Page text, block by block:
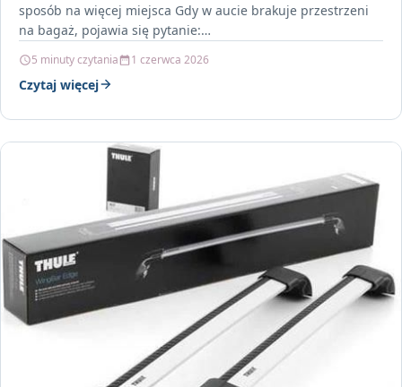
sposób na więcej miejsca Gdy w aucie brakuje przestrzeni
na bagaż, pojawia się pytanie:…
5 minuty czytania 1 czerwca 2026
Czytaj więcej